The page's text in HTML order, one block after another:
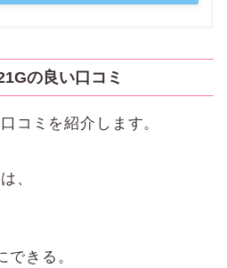
の良い口コミ
コミを紹介します。
、
できる。